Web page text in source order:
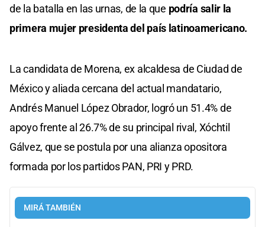
de la batalla en las urnas, de la que podría salir la
primera mujer presidenta del país latinoamericano.
La candidata de Morena, ex alcaldesa de Ciudad de
México y aliada cercana del actual mandatario,
Andrés Manuel López Obrador, logró un 51.4% de
apoyo frente al 26.7% de su principal rival, Xóchtil
Gálvez, que se postula por una alianza opositora
formada por los partidos PAN, PRI y PRD.
MIRÁ TAMBIÉN